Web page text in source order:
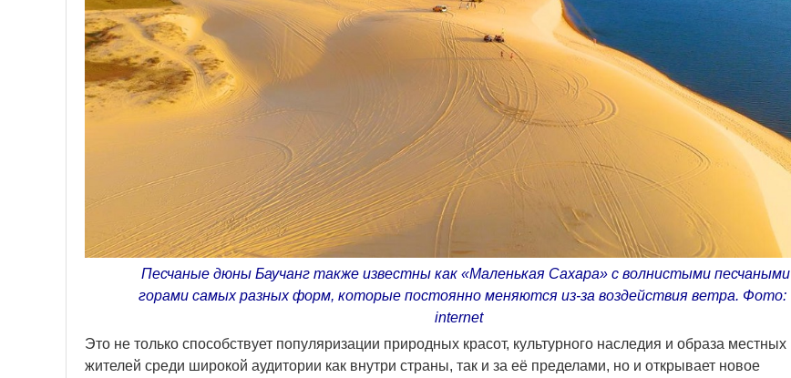
Песчаные дюны Баучанг также известны как «Маленькая Сахара» с волнистыми песчаными
горами самых разных форм, которые постоянно меняются из-за воздействия ветра. Фото:
internet
Это не только способствует популяризации природных красот, культурного наследия и образа местных
жителей среди широкой аудитории как внутри страны, так и за её пределами, но и открывает новое